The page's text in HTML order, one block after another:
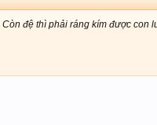
đệ thì phải ráng kím được con